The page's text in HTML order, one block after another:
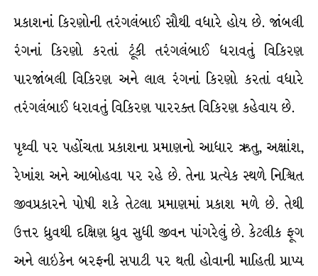
પ્રકાશનાં કિરણોની તરંગલંબાઈ સૌથી વધારે હોય છે. જાંબલી
રંગનાં કિરણો કરતાં ટૂંકી તરંગલંબાઈ ધરાવતું વિકિરણ
પારજાંબલી વિકિરણ અને લાલ રંગનાં કિરણો કરતાં વધારે
તરંગલંબાઈ ધરાવતું વિકિરણ પારરક્ત વિકિરણ કહેવાય છે.
પૃથ્વી પર પહોંચતા પ્રકાશના પ્રમાણનો આધાર ઋતુ, અક્ષાંશ,
રેખાંશ અને આબોહવા પર રહે છે. તેના પ્રત્યેક સ્થળે નિશ્ચિત
જીવપ્રકારને પોષી શકે તેટલા પ્રમાણમાં પ્રકાશ મળે છે. તેથી
ઉત્તર ધ્રુવથી દક્ષિણ ધ્રુવ સુધી જીવન પાંગરેલું છે. કેટલીક ફૂગ
અને લાઇકેન બરફની સપાટી પર થતી હોવાની માહિતી પ્રાપ્ય